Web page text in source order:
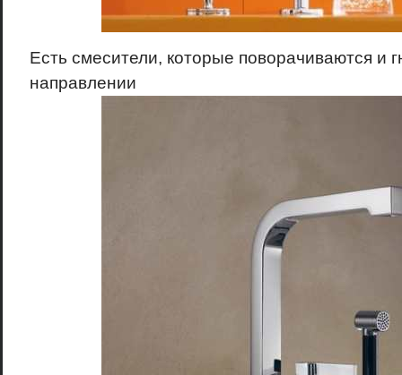
Есть смесители, которые поворачиваются и
направлении